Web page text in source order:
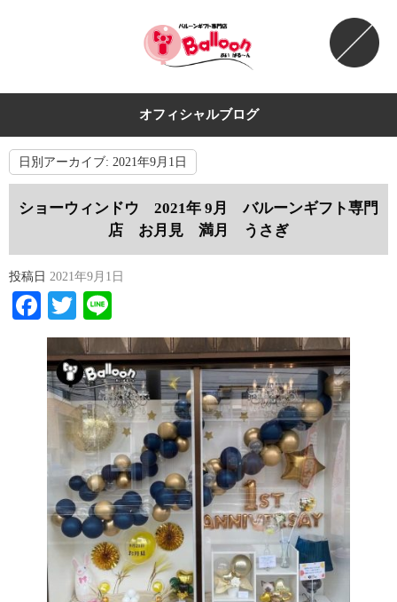
オフィシャルブログ
日別アーカイブ: 2021年9月1日
ショーウィンドウ 2021年 9月 バルーンギフト専門
店 お月見 満月 うさぎ
投稿日 2021年9月1日
Facebook
Twitter